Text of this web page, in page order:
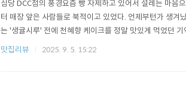
심당 DCC점의 풍경요즘 빵 자제하고 있어서 설레는 마음
터 매장 앞은 사람들로 북적이고 있었다. 언제부턴가 생겨
는 '생귤시루' 전에 천혜향 케이크를 정말 맛있게 먹었던
리는건 못하겠어서, 대신 생귤롤과 평소 즐겨 먹던 빵들을
맛집리뷰 2025. 9. 5. 15:22